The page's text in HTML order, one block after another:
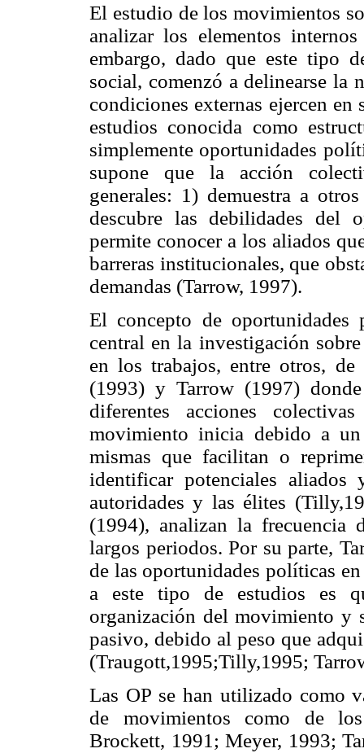
El estudio de los movimientos
analizar los elementos
embargo, dado que este tipo
social, comenzó a delinearse la
condiciones externas ejercen
estudios conocida como
simplemente oportunidades
supone que la acción
generales: 1) demuestra a
descubre las debilidades del
permite conocer a los aliados
barreras institucionales, que
demandas (Tarrow, 1997).
El concepto de
central en la investigación
en los trabajos, entre otros,
(1993) y Tarrow (1997)
diferentes acciones
movimiento inicia debido a
mismas que facilitan o
identificar potenciales
autoridades y las élites
(1994), analizan la frecuencia
largos periodos. Por su parte,
de las oportunidades políticas
a este tipo de estudios es
organización del movimiento y
pasivo, debido al peso que
(Traugott,1995;Tilly,1995;
Las OP se han utilizado como
de movimientos como de
Brockett, 1991; Meyer, 1993;